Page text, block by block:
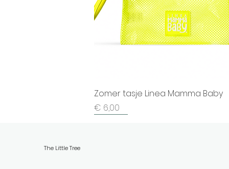
Zomer tasje Linea Mamma Baby
Prijs
€ 6,00
The Little Tree